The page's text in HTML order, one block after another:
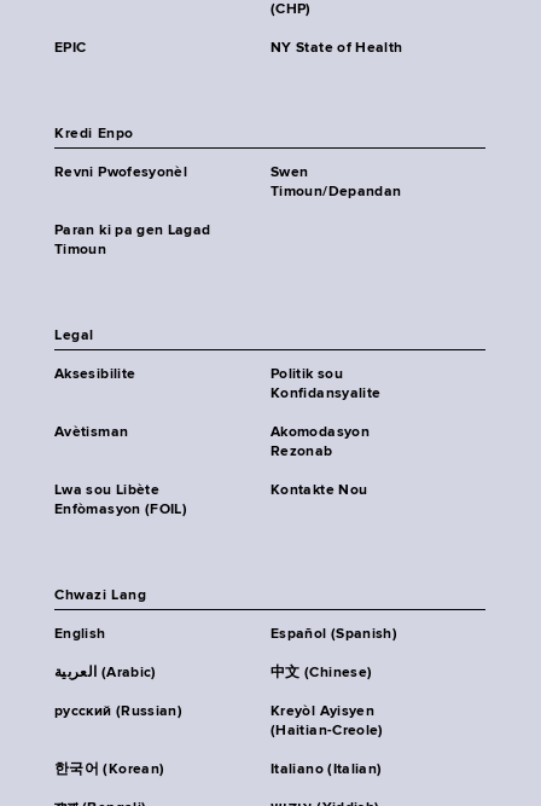
(CHP)
EPIC NY State of Health
Kredi Enpo
Revni Pwofesyonèl
Swen
Timoun/Depandan
Paran ki pa gen Lagad
Timoun
Legal
Aksesibilite
Politik sou
Konfidansyalite
Avètisman
Akomodasyon
Rezonab
Lwa sou Libète
Enfòmasyon (FOIL)
Kontakte Nou
Chwazi Lang
English Español (Spanish)
العربية (Arabic) 中文 (Chinese)
русский (Russian)
Kreyòl Ayisyen
(Haitian-Creole)
한국어 (Korean) Italiano (Italian)